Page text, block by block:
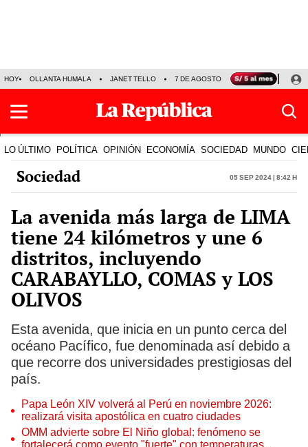
HOY OLLANTA HUMALA JANET TELLO 7 DE AGOSTO TINKA RESULTADOS
LO ÚLTIMO POLÍTICA OPINIÓN ECONOMÍA SOCIEDAD MUNDO
Sociedad 05 Sep 2024 | 8:42 h
La avenida más larga de LIMA
tiene 24 kilómetros y une 6
distritos, incluyendo
CARABAYLLO, COMAS y LOS
OLIVOS
Esta avenida, que inicia en un punto cerca del
océano Pacífico, fue denominada así debido a
que recorre dos universidades prestigiosas del
país.
Papa León XIV volverá al Perú en noviembre 2026:
realizará visita apostólica en cuatro ciudades
OMM advierte sobre El Niño global: fenómeno se